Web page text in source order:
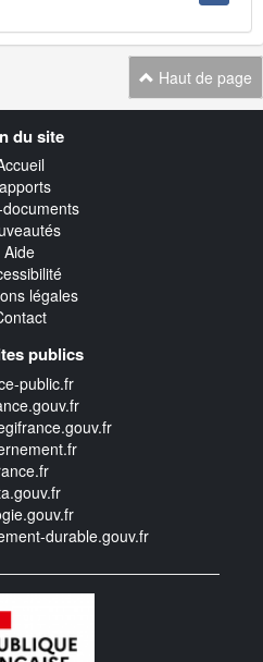
Haut de page
du site
Aide
légales
publics
public.fr
durable.gouv.fr